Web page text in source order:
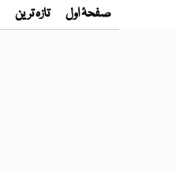
صفحۂ اول تازہ ترین